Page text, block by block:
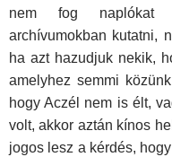
nem fog naplókat
archívumokban kutatni,
ha azt hazudjuk nekik,
amelyhez semmi
hogy Aczél nem is élt,
volt, akkor aztán kínos
jogos lesz a kérdés,